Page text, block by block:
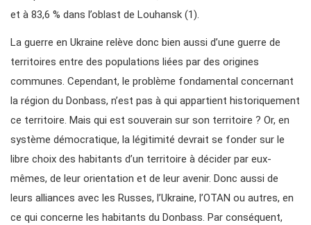
et à 83,6 % dans l’oblast de Louhansk (1).
La guerre en Ukraine relève donc bien aussi d’une guerre de
territoires entre des populations liées par des origines
communes. Cependant, le problème fondamental concernant
la région du Donbass, n’est pas à qui appartient historiquement
ce territoire. Mais qui est souverain sur son territoire ? Or, en
système démocratique, la légitimité devrait se fonder sur le
libre choix des habitants d’un territoire à décider par eux-
mêmes, de leur orientation et de leur avenir. Donc aussi de
leurs alliances avec les Russes, l’Ukraine, l’OTAN ou autres, en
ce qui concerne les habitants du Donbass. Par conséquent,